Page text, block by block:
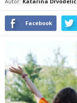
Facebook